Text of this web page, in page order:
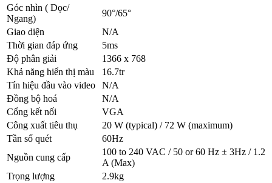
Góc nhìn ( Dọc/
Ngang)
90°/65°
Giao diện
N/A
Thời gian đáp ứng
5ms
Độ phân giải
1366 x 768
Khả năng hiển thị màu
16.7tr
Tín hiệu đầu vào video
N/A
Đồng bộ hoá
N/A
Cổng kết nối
VGA
Công xuất tiêu thụ
20 W (typical) / 72 W (maximum)
Tần số quét
60Hz
Nguồn cung cấp
100 to 240 VAC / 50 or 60 Hz ± 3Hz / 1.2
A (Max)
Trọng lượng
2.9kg